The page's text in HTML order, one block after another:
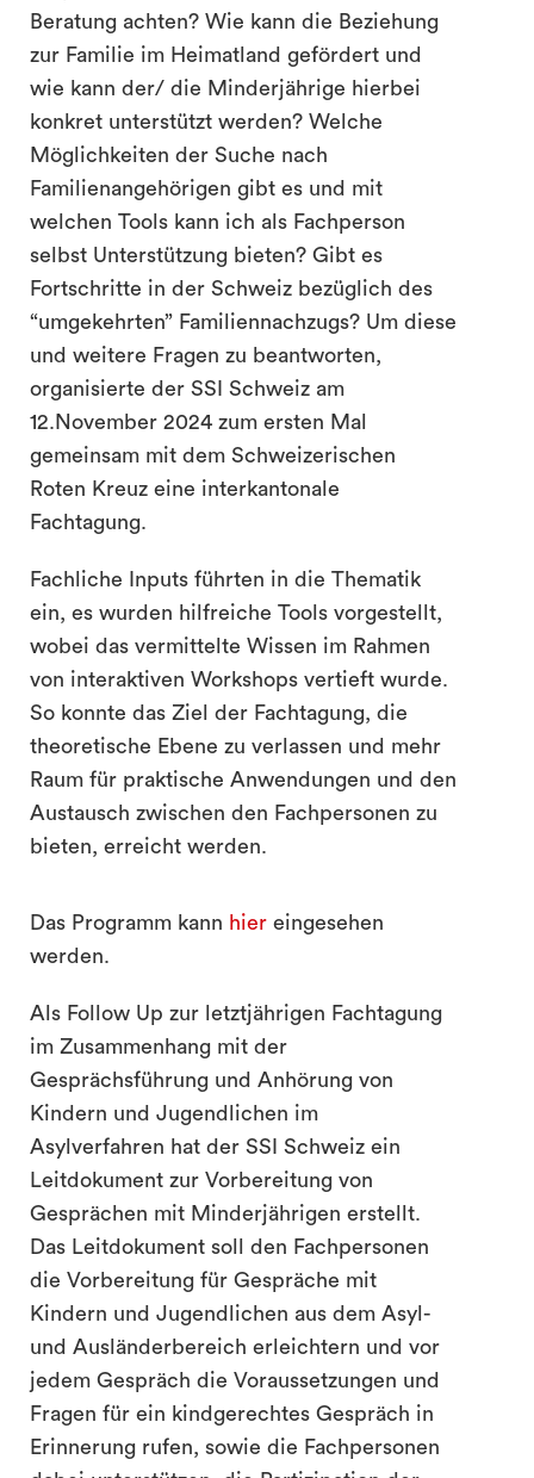
Beratung achten? Wie kann die Beziehung
zur Familie im Heimatland gefördert und
wie kann der/ die Minderjährige hierbei
konkret unterstützt werden? Welche
Möglichkeiten der Suche nach
Familienangehörigen gibt es und mit
welchen Tools kann ich als Fachperson
selbst Unterstützung bieten? Gibt es
Fortschritte in der Schweiz bezüglich des
“umgekehrten” Familiennachzugs? Um diese
und weitere Fragen zu beantworten,
organisierte der SSI Schweiz am
12.November 2024 zum ersten Mal
gemeinsam mit dem Schweizerischen
Roten Kreuz eine interkantonale
Fachtagung.
Fachliche Inputs führten in die Thematik
ein, es wurden hilfreiche Tools vorgestellt,
wobei das vermittelte Wissen im Rahmen
von interaktiven Workshops vertieft wurde.
So konnte das Ziel der Fachtagung, die
theoretische Ebene zu verlassen und mehr
Raum für praktische Anwendungen und den
Austausch zwischen den Fachpersonen zu
bieten, erreicht werden.
Das Programm kann hiereingesehen
werden.
Als Follow Up zur letztjährigen Fachtagung
im Zusammenhang mit der
Gesprächsführung und Anhörung von
Kindern und Jugendlichen im
Asylverfahren hat der SSI Schweiz ein
Leitdokument zur Vorbereitung von
Gesprächen mit Minderjährigen erstellt.
Das Leitdokument soll den Fachpersonen
die Vorbereitung für Gespräche mit
Kindern und Jugendlichen aus dem Asyl-
und Ausländerbereich erleichtern und vor
jedem Gespräch die Voraussetzungen und
Fragen für ein kindgerechtes Gespräch in
Erinnerung rufen, sowie die Fachpersonen